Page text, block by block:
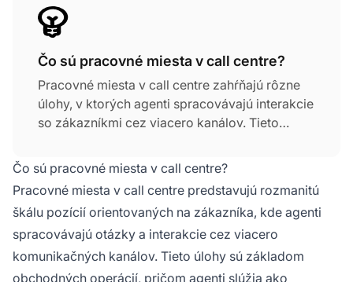
Čo sú pracovné miesta v call centre?
Pracovné miesta v call centre zahŕňajú rôzne
úlohy, v ktorých agenti spracovávajú interakcie
so zákazníkmi cez viacero kanálov. Tieto
inboundovej podpore až po špecializované
outboundové predajné úlohy, ktoré vyžadujú
silné komunikačné zručnosti, znalosti
produktov a odbornosť v zákazníckej
podpore.
Čo sú pracovné miesta v call centre?
Pracovné miesta v call centre predstavujú rozmanitú
škálu pozícií orientovaných na zákazníka, kde agenti
spracovávajú otázky a interakcie cez viacero
komunikačných kanálov. Tieto úlohy sú základom
obchodných operácií, pričom agenti slúžia ako